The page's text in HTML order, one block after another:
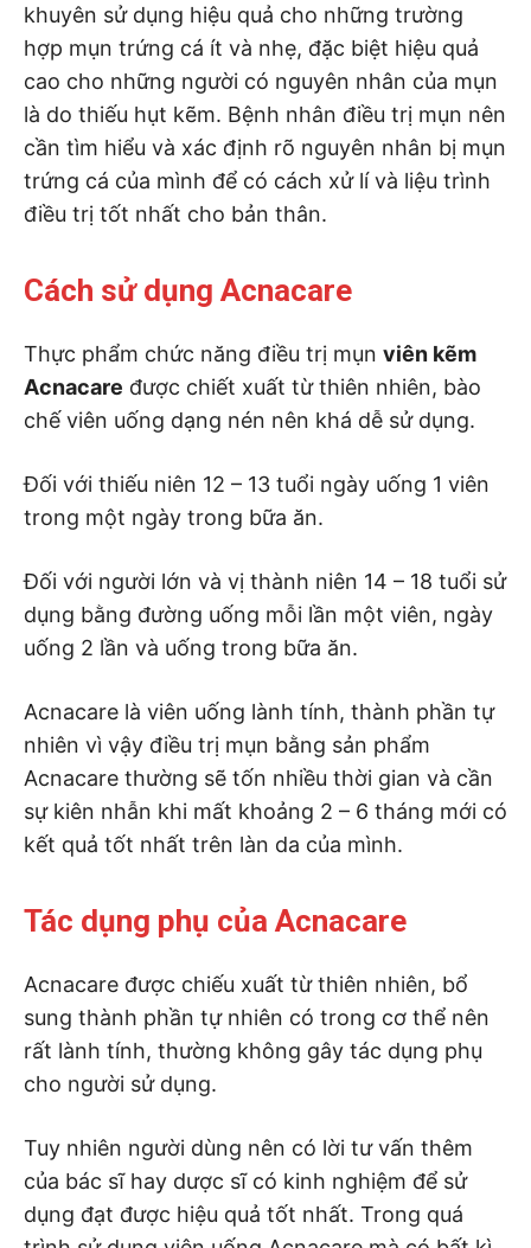
khuyên sử dụng hiệu quả cho những trường
hợp mụn trứng cá ít và nhẹ, đặc biệt hiệu quả
cao cho những người có nguyên nhân của mụn
là do thiếu hụt kẽm. Bệnh nhân điều trị mụn nên
cần tìm hiểu và xác định rõ nguyên nhân bị mụn
trứng cá của mình để có cách xử lí và liệu trình
điều trị tốt nhất cho bản thân.
Cách sử dụng Acnacare
Thực phẩm chức năng điều trị mụn viên kẽm
Acnacare được chiết xuất từ thiên nhiên, bào
chế viên uống dạng nén nên khá dễ sử dụng.
Đối với thiếu niên 12 – 13 tuổi ngày uống 1 viên
trong một ngày trong bữa ăn.
Đối với người lớn và vị thành niên 14 – 18 tuổi sử
dụng bằng đường uống mỗi lần một viên, ngày
uống 2 lần và uống trong bữa ăn.
Acnacare là viên uống lành tính, thành phần tự
nhiên vì vậy điều trị mụn bằng sản phẩm
Acnacare thường sẽ tốn nhiều thời gian và cần
sự kiên nhẫn khi mất khoảng 2 – 6 tháng mới có
kết quả tốt nhất trên làn da của mình.
Tác dụng phụ của Acnacare
Acnacare được chiếu xuất từ thiên nhiên, bổ
sung thành phần tự nhiên có trong cơ thể nên
rất lành tính, thường không gây tác dụng phụ
cho người sử dụng.
Tuy nhiên người dùng nên có lời tư vấn thêm
của bác sĩ hay dược sĩ có kinh nghiệm để sử
dụng đạt được hiệu quả tốt nhất. Trong quá